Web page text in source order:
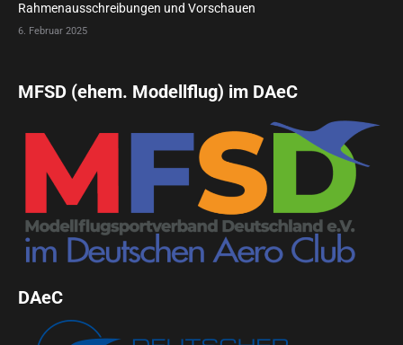
Rahmenausschreibungen und Vorschauen
6. Februar 2025
MFSD (ehem. Modellflug) im DAeC
DAeC